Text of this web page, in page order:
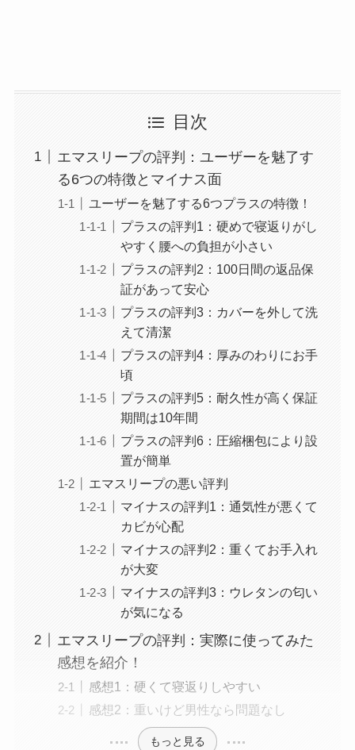
目次
エマスリープの評判：ユーザーを魅了す
る6つの特徴とマイナス面
ユーザーを魅了する6つプラスの特徴！
プラスの評判1：硬めで寝返りがし
やすく腰への負担が小さい
プラスの評判2：100日間の返品保
証があって安心
プラスの評判3：カバーを外して洗
えて清潔
プラスの評判4：厚みのわりにお手
頃
プラスの評判5：耐久性が高く保証
期間は10年間
プラスの評判6：圧縮梱包により設
置が簡単
エマスリープの悪い評判
マイナスの評判1：通気性が悪くて
カビが心配
マイナスの評判2：重くてお手入れ
が大変
マイナスの評判3：ウレタンの匂い
が気になる
エマスリープの評判：実際に使ってみた
感想を紹介！
感想1：硬くて寝返りしやすい
感想2：重いけど男性なら問題なし
もっと見る